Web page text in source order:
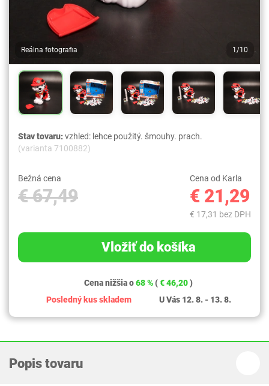
Reálna fotografia 1/10
Stav tovaru:vzhled: lehce použitý. šmouhy. prach.
(varianta 7100882)
Bežná cena
€ 67,49
Cena od Karla
€ 21,29
€ 17,31 bez DPH
Vložiť do košíka
Cena nižšia o68 % (€ 46,20)
Posledný kus skladem
U Vás 12. 8. - 13. 8.
Popis tovaru